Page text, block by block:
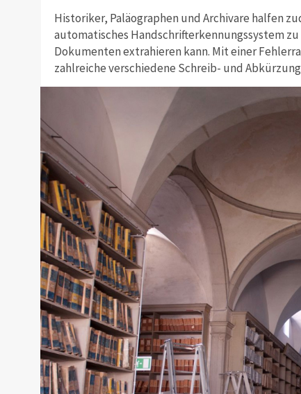
Historiker, Paläographen und Archivare halfen
automatisches Handschrifterkennungssystem
Dokumenten extrahieren kann. Mit einer
zahlreiche verschiedene Schreib- und